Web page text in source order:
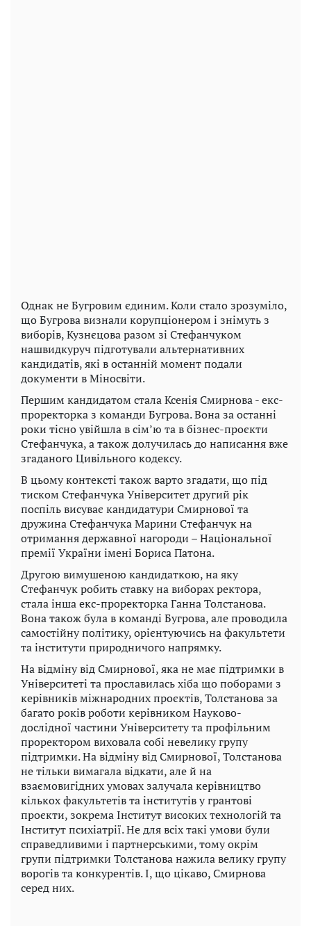
Однак не Бугровим єдиним. Коли стало зрозуміло,
що Бугрова визнали корупціонером і знімуть з
виборів, Кузнєцова разом зі Стефанчуком
нашвидкуруч підготували альтернативних
кандидатів, які в останній момент подали
документи в Міносвіти.
Першим кандидатом стала Ксенія Смирнова - екс-
проректорка з команди Бугрова. Вона за останні
роки тісно увійшла в сім’ю та в бізнес-проєкти
Стефанчука, а також долучилась до написання вже
згаданого Цивільного кодексу.
В цьому контексті також варто згадати, що під
тиском Стефанчука Університет другий рік
поспіль висуває кандидатури Смирнової та
дружина Стефанчука Марини Стефанчук на
отримання державної нагороди – Національної
премії України імені Бориса Патона.
Другою вимушеною кандидаткою, на яку
Стефанчук робить ставку на виборах ректора,
стала інша екс-проректорка Ганна Толстанова.
Вона також була в команді Бугрова, але проводила
самостійну політику, орієнтуючись на факультети
та інститути природничого напрямку.
На відміну від Смирнової, яка не має підтримки в
Університеті та прославилась хіба що поборами з
керівників міжнародних проєктів, Толстанова за
багато років роботи керівником Науково-
дослідної частини Університету та профільним
проректором виховала собі невелику групу
підтримки. На відміну від Смирнової, Толстанова
не тільки вимагала відкати, але й на
взаємовигідних умовах залучала керівництво
кількох факультетів та інститутів у грантові
проєкти, зокрема Інститут високих технологій та
Інститут психіатрії. Не для всіх такі умови були
справедливими і партнерськими, тому окрім
групи підтримки Толстанова нажила велику групу
ворогів та конкурентів. І, що цікаво, Смирнова
серед них.